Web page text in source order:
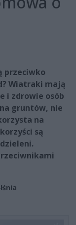
przeciwko
Wiatraki mają
i zdrowie osób
gruntów, nie
na
są